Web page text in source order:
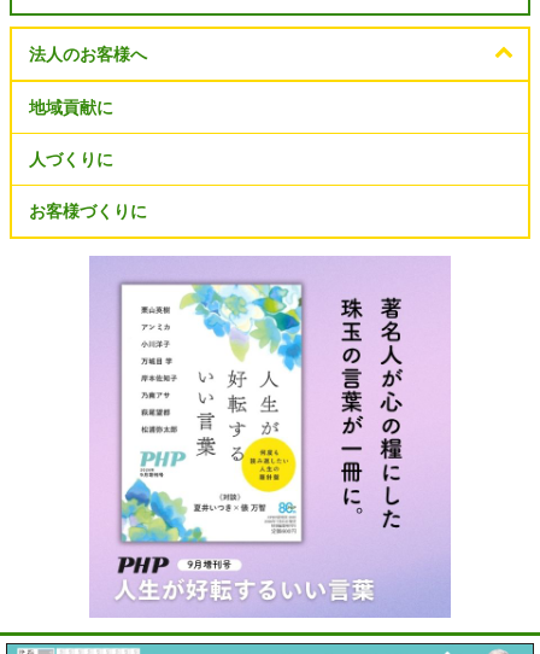
法人のお客様へ
地域貢献に
人づくりに
お客様づくりに